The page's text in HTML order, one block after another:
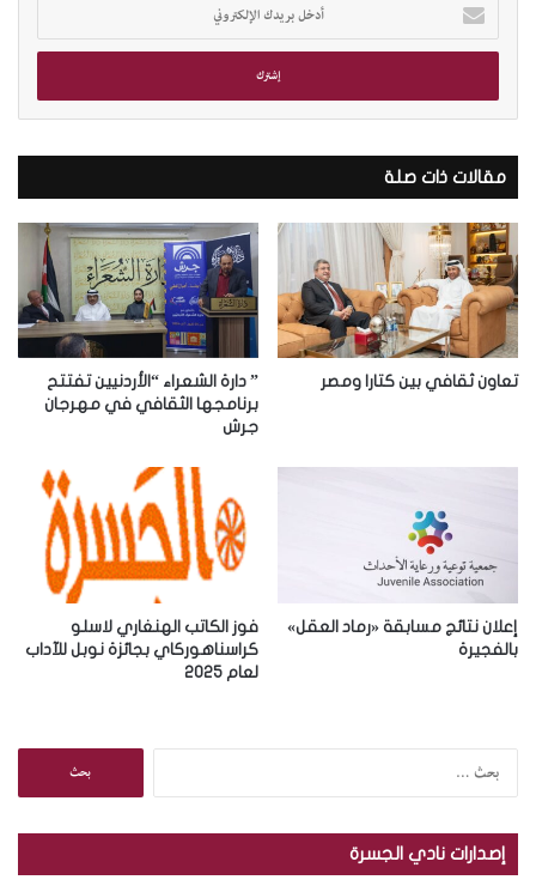
خ
ب
ي
د
ك
ا
ل
إ
ل
ت
ر
مقالات ذات صلة
تعاون ثقافي بين كتارا ومصر
” دارة الشعراء “الأردنيين تفتتح
برنامجها الثقافي في مهرجان
جرش
إعلان نتائج مسابقة «رماد العقل»
بالفجيرة
فوز الكاتب الهنغاري لاسلو
كراسناهوركاي بجائزة نوبل للآداب
لعام 2025
ح
إصدارات نادي الجسرة